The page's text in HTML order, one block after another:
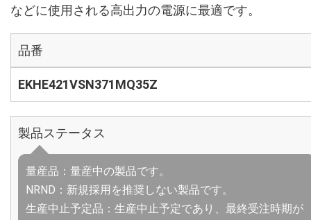
などに使用される高出力の電源に最適です。
品番
EKHE421VSN371MQ35Z
製品ステータス
量産品：量産中の製品です。
NRND：新規採用を推奨しない製品です。
生産中止予定品：生産中止予定であり、最終受注時期が